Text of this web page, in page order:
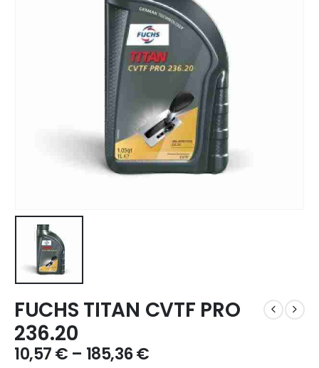
FUCHS TITAN CVTF PRO
236.20
10,57€ – 185,36€